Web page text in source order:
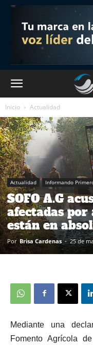
Inicio Actualidad
Actualidad Informando
SOFO A.G
afectadas
están en
Por Brisa Cardenas - 25 de
Mediante una
Fomento Agrícola